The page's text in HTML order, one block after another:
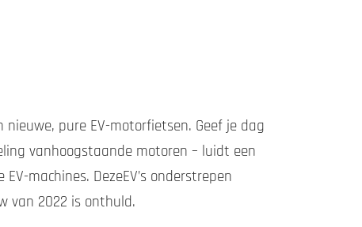
pure EV-motorfietsen. Geef je dag
vanhoogstaande motoren – luidt een
machines. DezeEV’s onderstrepen
van 2022 is onthuld.